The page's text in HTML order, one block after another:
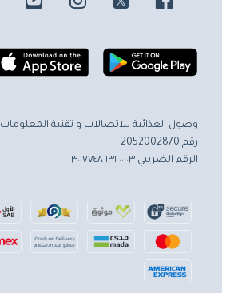
وصول الغذائية للاتصالات و تقنية المعلومات
رقم 2052002870
الرقم الضريبي ٣٠٠٧٧٤٨٦٣٢٠٠٠٠٣